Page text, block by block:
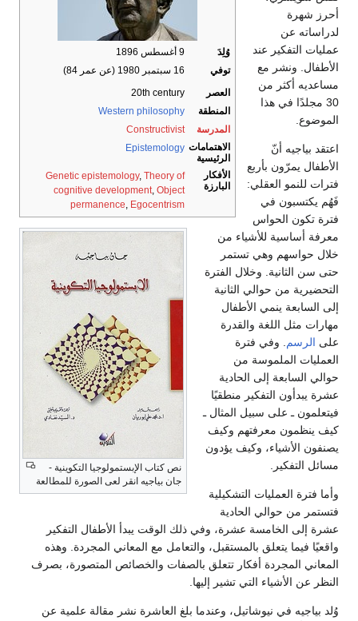
وُلِدَ
9 أغسطس 1896
توفي
16 سبتمبر 1980 (عن عمر 84)
العصر
20th century
المنطقة
Western philosophy
المدرسة
Constructivist
الاهتمامات
الرئيسية
Epistemology
الأفكار
البارزة
Genetic epistemology, Theory of
cognitive development, Object
permanence, Egocentrism
أحرز شهرة
لدراساته عن
عمليات التفكير عند
الأطفال. ونشر مع
مساعديه أكثر من
30 مجلدًا في هذا
الموضوع.
نص كتاب الإبستمولوجيا التكوينية -
جان بياجيه انقر لعى الصورة للمطالعة
اعتقد بياجيه أنّ
الأطفال يمرّون بأربع
فترات للنمو العقلي:
فَهُم يكتسبون في
فترة تكون الحواس
معرفة أساسية للأشياء من
خلال حواسهم وهي تستمر
حتى سن الثانية. وخلال الفترة
التحضيرية من حوالي الثانية
إلى السابعة ينمي الأطفال
مهارات مثل اللغة والقدرة
على الرسم
. وفي فترة
العمليات الملموسة من
حوالي السابعة إلى الحادية
عشرة يبدأون التفكير منطقيًا
فيتعلمون ـ على سبيل المثال ـ
كيف ينظمون معرفتهم وكيف
يصنفون الأشياء، وكيف يؤدون
مسائل التفكير.
وأما فترة العمليات التشكيلية
فتستمر من حوالي الحادية
عشرة إلى الخامسة عشرة، وفي ذلك الوقت يبدأ الأطفال التفكير
واقعيًا فيما يتعلق بالمستقبل، والتعامل مع المعاني المجردة. وهذه
المعاني المجردة أفكار تتعلق بالصفات والخصائص المتصورة، بصرف
النظر عن الأشياء التي تشير إليها.
وُلد بياجيه في نيوشاتيل، وعندما بلغ العاشرة نشر مقالة علمية عن